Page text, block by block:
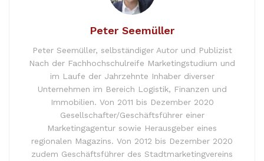
Peter Seemüller
Peter Seemüller, selbständiger Autor und Publizist
Nach der Fachhochschulreife Marketingstudium und
im Laufe der Jahrzehnte Inhaber diverser
Unternehmen im Bereich Logistik, Finanzen und
Immobilien. Von 2011 bis Dezember 2020
Gesellschafter/Geschäftsführer einer
Marketingagentur sowie Herausgeber eines
regionalen Magazins. Von 2012 bis Dezember 2020
zudem Geschäftsführer des Stadtmarketingvereins